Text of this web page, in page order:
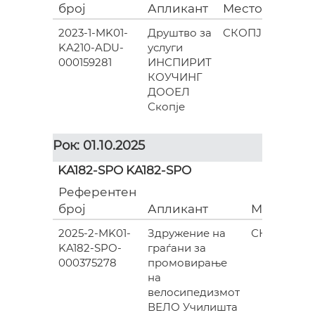
број
Апликант Место
2023-1-MK01-
KA210-ADU-
000159281
Друштво за
услуги
ИНСПИРИТ
КОУЧИНГ
ДООЕЛ
Скопје
СКОПЈЕ
Рок: 01.10.2025
KA182-SPO KA182-SPO
Референтен
број
Апликант Место
2025-2-MK01-
KA182-SPO-
000375278
Здружение на
граѓани за
промовирање
на
велосипедизмот
ВЕЛО Училишта
СКОПЈЕ